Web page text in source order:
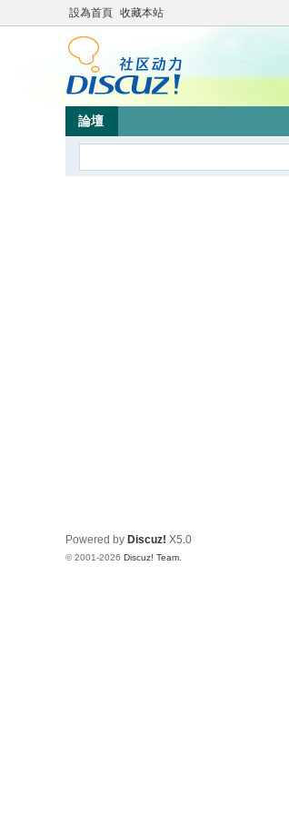
設為首頁 收藏本站
論壇
Powered by Discuz! X5.0
© 2001-2026 Discuz! Team